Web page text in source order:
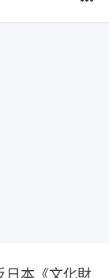
日本《文化財